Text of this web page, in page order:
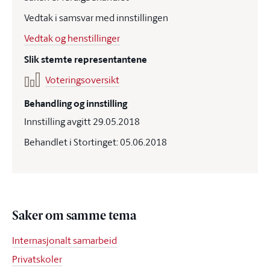
Vedtak i samsvar med innstillingen
Vedtak og henstillinger
Slik stemte representantene
Voteringsoversikt
Behandling og innstilling
Innstilling avgitt 29.05.2018
Behandlet i Stortinget: 05.06.2018
Saker om samme tema
Internasjonalt samarbeid
Privatskoler